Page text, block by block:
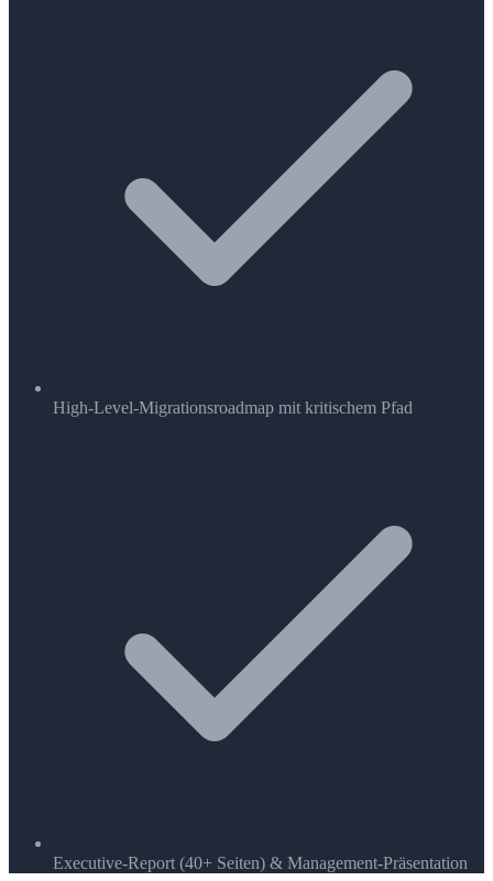
High-Level-Migrationsroadmap mit kritischem Pfad
Executive-Report (40+ Seiten) & Management-Präsentation